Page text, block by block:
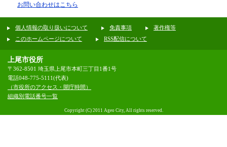
お問い合わせはこちら
個人情報の取り扱いについて 免責事項
著作権等
このホームページについて
RSS配信について
上尾市役所
〒362-8501 埼玉県上尾市本町三丁目1番1号
電話048-775-5111(代表)
（市役所のアクセス・開庁時間）
組織別電話番号一覧
Copyright (C) 2011 Ageo City, All rights reserved.